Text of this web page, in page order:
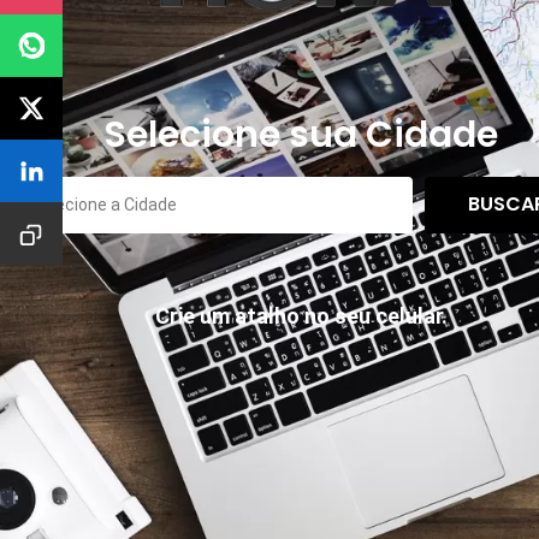
Selecione sua Cidade
Crie um atalho no seu celular.